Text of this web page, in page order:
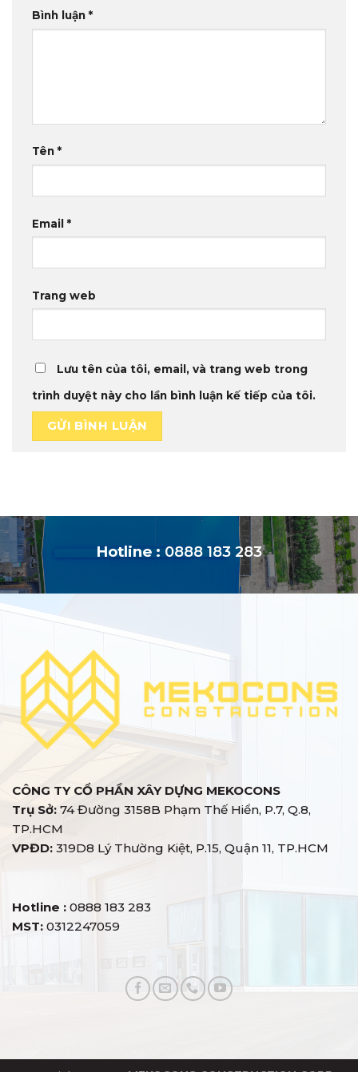
Bình luận *
Tên *
Email *
Trang web
Lưu tên của tôi, email, và trang web trong
trình duyệt này cho lần bình luận kế tiếp của tôi.
Hotline : 0888 183 283
CÔNG TY CỔ PHẦN XÂY DỰNG MEKOCONS
Trụ Sở: 74 Đường 3158B Phạm Thế Hiển, P.7, Q.8,
TP.HCM
VPĐD: 319D8 Lý Thường Kiệt, P.15, Quận 11, TP.HCM
Hotline : 0888 183 283
MST: 0312247059